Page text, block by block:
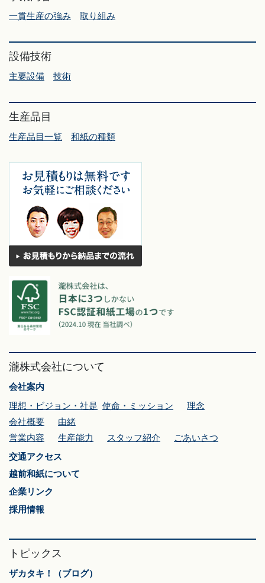
一貫生産の強み 取り組み
設備技術
主要設備 技術
生産品目
生産品目一覧 和紙の種類
瀧株式会社について
会社案内
理想・ビジョン・社是 使命・ミッション
理念
会社概要
由緒
営業内容
生産能力 スタッフ紹介
ごあいさつ
交通アクセス
越前和紙について
企業リンク
採用情報
トピックス
ザカタキ！（ブログ）